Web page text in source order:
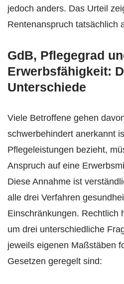
jedoch anders. Das Urteil
Rentenanspruch tatsächlich
GdB, Pflegegrad
Erwerbsfähigkeit:
Unterschiede
Viele Betroffene gehen
schwerbehindert anerkannt
Pflegeleistungen bezieht,
Anspruch auf eine
Diese Annahme ist
alle drei Verfahren
Einschränkungen. Rechtlich
um drei unterschiedliche
jeweils eigenen Maßstäben
Gesetzen geregelt sind: